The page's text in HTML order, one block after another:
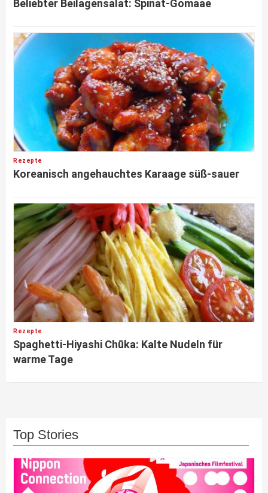
Beliebter Beilagensalat: Spinat-Gomaae
Rezepte
Koreanisch angehauchtes Karaage süß-sauer
Rezepte
Spaghetti-Hiyashi Chūka: Kalte Nudeln für
warme Tage
Top Stories